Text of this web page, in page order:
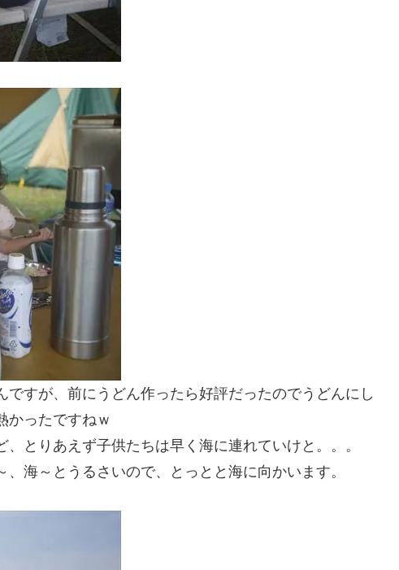
すが、前にうどん作ったら好評だったのでうどんにし
かったですねｗ
とりあえず子供たちは早く海に連れていけと。。。
海～とうるさいので、とっとと海に向かいます。